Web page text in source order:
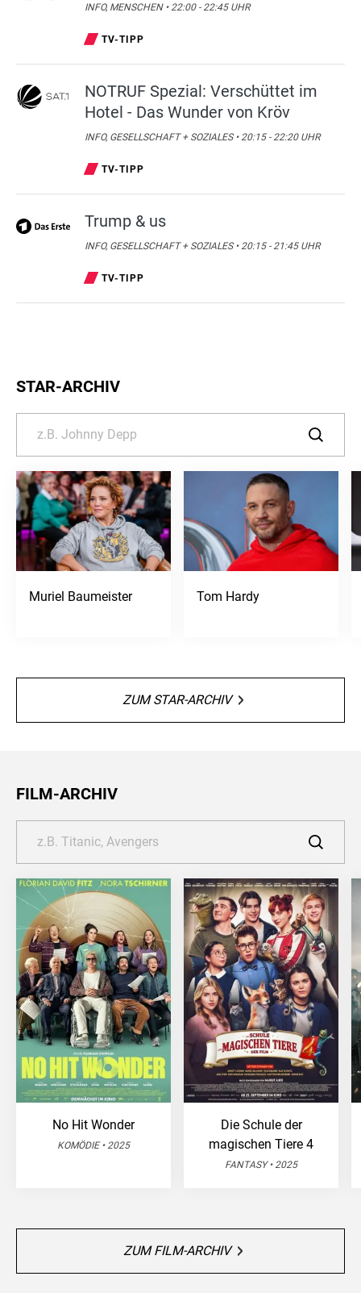
INFO, MENSCHEN • 22:00 - 22:45 UHR
TV-TIPP
NOTRUF Spezial: Verschüttet im
Hotel - Das Wunder von Kröv
INFO, GESELLSCHAFT + SOZIALES • 20:15 - 22:20 UHR
TV-TIPP
Trump & us
INFO, GESELLSCHAFT + SOZIALES • 20:15 - 21:45 UHR
TV-TIPP
STAR-ARCHIV
Muriel Baumeister Tom Hardy
ZUM STAR-ARCHIV
FILM-ARCHIV
No Hit Wonder
KOMÖDIE • 2025
Die Schule der
magischen Tiere 4
FANTASY • 2025
ZUM FILM-ARCHIV